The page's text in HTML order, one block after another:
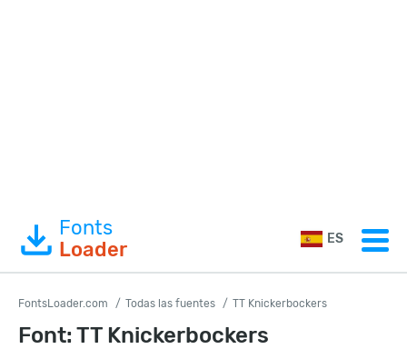
Fonts
Loader
ES
FontsLoader.com Todas las fuentes TT Knickerbockers
Font: TT Knickerbockers